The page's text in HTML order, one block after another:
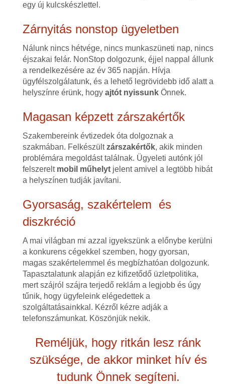
egy új kulcskészlettel.
Zárnyitás nonstop ügyeletben
Nálunk nincs hétvége, nincs munkaszüneti nap, nincs
éjszakai felár. NonStop dolgozunk, éjjel nappal állunk
a rendelkezésére az év 365 napján. Hívja
ügyfélszolgálatunk, és a lehető legrövidebb idő alatt a
helyszínre érünk, hogy ajtót nyissunkÖnnek.
Magasan képzett zárszakértők
Szakembereink évtizedek óta dolgoznak a
szakmában. Felkészültzárszakértők, akik minden
problémára megoldást találnak. Ügyeleti autónk jól
felszerelt mobil műhelytjelent amivel a legtöbb hibát
a helyszínen tudják javítani.
Gyorsaság, szakértelem és
diszkréció
A mai világban mi azzal igyekszünk a előnybe kerülni
a konkurens cégekkel szemben, hogy gyorsan,
magas szakértelemmel és megbízhatóan dolgozunk.
Tapasztalatunk alapján ez kifizetődő üzletpolitika,
mert szájról szájra terjedő reklám a legjobb és úgy
tűnik, hogy ügyfeleink elégedettek a
szolgáltatásainkkal. Kézről kézre adják a
telefonszámunkat. Köszönjük nekik.
Reméljük, hogy ritkán lesz ránk
szüksége, de akkor minket hív és
tudunk Önnek segíteni.